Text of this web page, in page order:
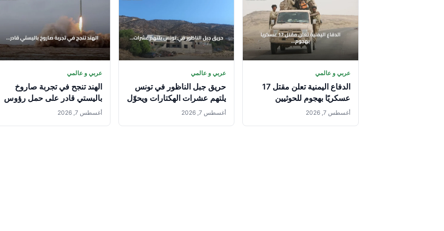
عربي و عالمي
الدفاع اليمنية تعلن مقتل 17
عسكريًا بهجوم للحوثيين
أغسطس 7, 2026
عربي و عالمي
حريق جبل الناظور في تونس
يلتهم عشرات الهكتارات ويحوّل
الخضرة إلى رماد
أغسطس 7, 2026
عربي و عالمي
الهند تنجح في تجربة صاروخ
باليستي قادر على حمل رؤوس
نووية
أغسطس 7, 2026